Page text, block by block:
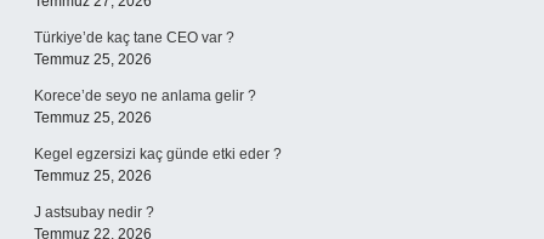
Türkiye’de kaç tane CEO var ?
Temmuz 25, 2026
Korece’de seyo ne anlama gelir ?
Temmuz 25, 2026
Kegel egzersizi kaç günde etki eder ?
Temmuz 25, 2026
J astsubay nedir ?
Temmuz 22, 2026